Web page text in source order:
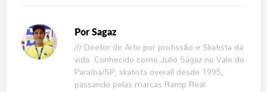
Por Sagaz
/// Diretor de Arte por profissão e Skatista da
vida. Conhecido como Julio Sagaz no Vale do
Paraíba/SP, skatista overall desde 1995,
passando pelas marcas Ramp Real